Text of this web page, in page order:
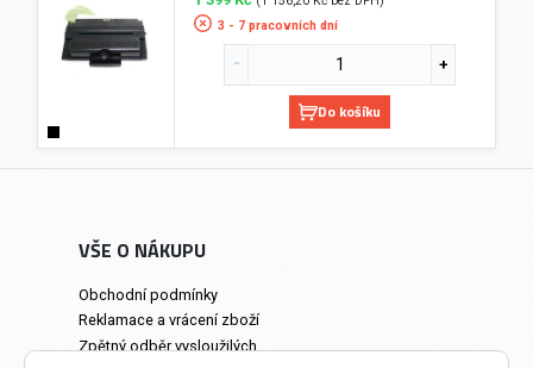
3 - 7 pracovních dní
Do košíku
VŠE O NÁKUPU
Obchodní podmínky
Reklamace a vrácení zboží
Zpětný odběr vysloužilých